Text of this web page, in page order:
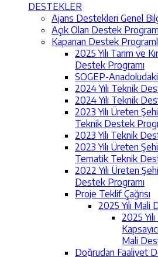
DESTEKLER
Ajans Destekleri Genel
Açık Olan Destek
Kapanan Destek
2025 Yılı Tarim ve
Destek Programı
SOGEP-
2024 Yılı Teknik
2024 Yılı Teknik
2023 Yılı Üreten
Teknik Destek
2023 Yılı Teknik
2023 Yılı Üreten
Tematik Teknik
2022 Yılı Üreten
Destek Programı
Proje Teklif Çağrısı
2025 Yılı Mali
2025
Mali
Doğrudan Faaliyet